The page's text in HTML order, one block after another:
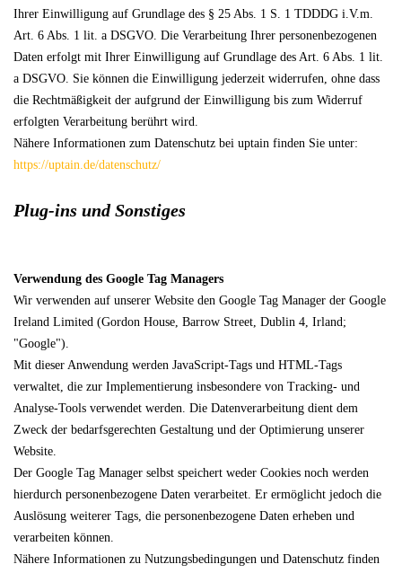
Ihrer Einwilligung auf Grundlage des § 25 Abs. 1 S. 1 TDDDG i.V.m.
Art. 6 Abs. 1 lit. a DSGVO. Die Verarbeitung Ihrer personenbezogenen
Daten erfolgt mit Ihrer Einwilligung auf Grundlage des Art. 6 Abs. 1 lit.
a DSGVO. Sie können die Einwilligung jederzeit widerrufen, ohne dass
die Rechtmäßigkeit der aufgrund der Einwilligung bis zum Widerruf
erfolgten Verarbeitung berührt wird.
Nähere Informationen zum Datenschutz bei uptain finden Sie unter:
https://uptain.de/datenschutz/
Plug-ins und Sonstiges
Verwendung des Google Tag Managers
Wir verwenden auf unserer Website den Google Tag Manager der Google
Ireland Limited (Gordon House, Barrow Street, Dublin 4, Irland;
"Google").
Mit dieser Anwendung werden JavaScript-Tags und HTML-Tags
verwaltet, die zur Implementierung insbesondere von Tracking- und
Analyse-Tools verwendet werden. Die Datenverarbeitung dient dem
Zweck der bedarfsgerechten Gestaltung und der Optimierung unserer
Website.
Der Google Tag Manager selbst speichert weder Cookies noch werden
hierdurch personenbezogene Daten verarbeitet. Er ermöglicht jedoch die
Auslösung weiterer Tags, die personenbezogene Daten erheben und
verarbeiten können.
Nähere Informationen zu Nutzungsbedingungen und Datenschutz finden